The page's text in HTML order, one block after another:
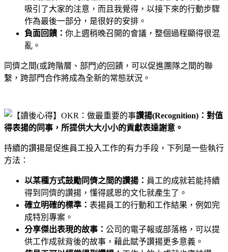
吸引了大家的注意，而且我覺得，以接下來的行動步驟
作為最後一部分，是很好的安排。
負面回饋： 你上週稍晚召開的會議，整個過程顯得很混
亂。
同儕之間(或跨階層、部門)的回饋，可以促進團隊之間的聯
繫，跨部門合作將成為全新的常態狀況。
讚揚(Recognition)：對值
得表揚的同事，所提供大大小小的貢獻表達謝意。
持續的讚揚是促進員工投入工作的有力手段，下列是一些執行
方法：
以某種方式鼓勵同儕之間的讚揚： 員工的成就若能持續
得到同儕的讚揚，懂得感恩的文化就產生了。
確立明確的標準： 表揚員工的行動和工作結果，例如完
成特別專案。
分享傑出表現的故事： 公司的電子報或部落格，可以提
供工作成就背後的故事，藉此賦予讚揚更多意義。